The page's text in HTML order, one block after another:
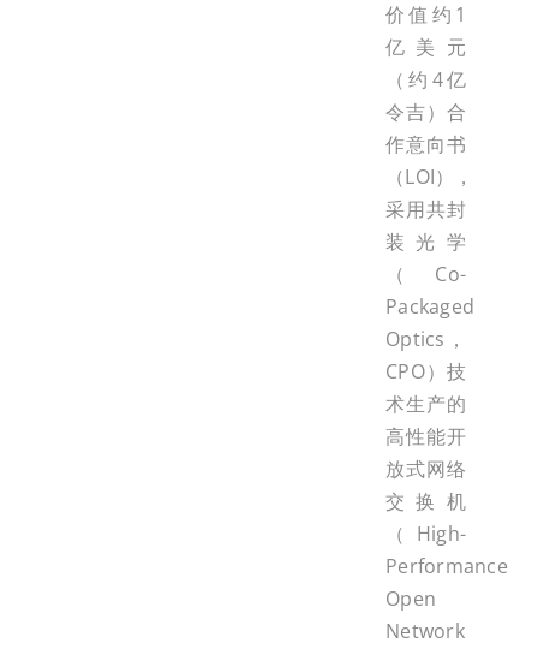
价值约1
亿美元
（约4亿
令吉）合
作意向书
（LOI），
采用共封
装光学
（Co-
Packaged
Optics，
CPO）技
术生产的
高性能开
放式网络
交换机
（High-
Performance
Open
Network